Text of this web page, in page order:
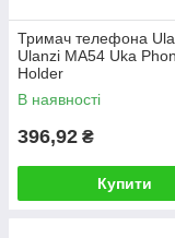
Тримач телефона
Ulanzi MA54 Uka
Holder
В наявності
396,92 ₴
Купити